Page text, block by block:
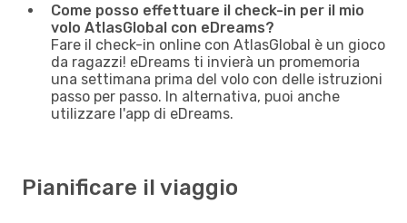
Come posso effettuare il check-in per il mio
volo AtlasGlobal con eDreams?
Fare il check-in online con AtlasGlobal è un gioco
da ragazzi! eDreams ti invierà un promemoria
una settimana prima del volo con delle istruzioni
passo per passo. In alternativa, puoi anche
utilizzare l'app di eDreams.
Pianificare il viaggio